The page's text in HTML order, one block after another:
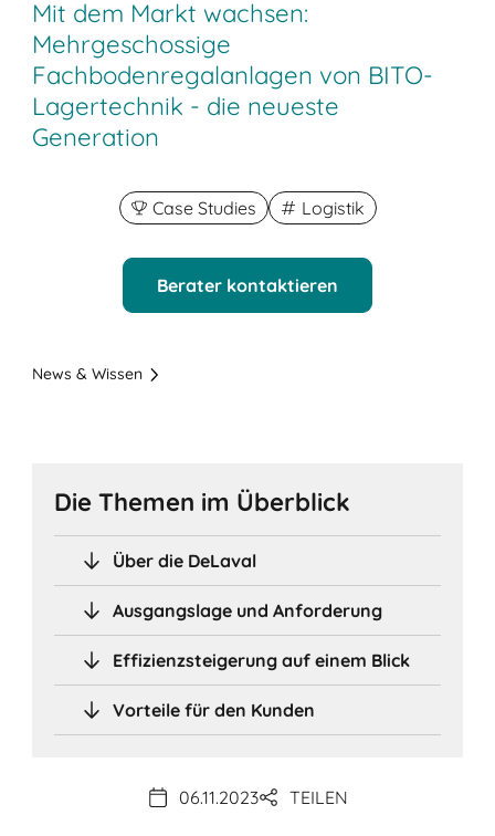
Mit dem Markt wachsen:
Mehrgeschossige
Fachbodenregalanlagen von BITO-
Lagertechnik - die neueste
Generation
Case Studies Logistik
Berater kontaktieren
News & Wissen
Die Themen im Überblick
Über die DeLaval
Ausgangslage und Anforderung
Effizienzsteigerung auf einem Blick
Vorteile für den Kunden
06.11.2023 TEILEN